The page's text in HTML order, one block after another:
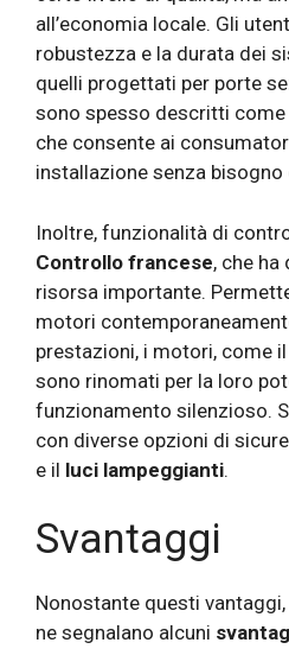
all’economia locale. Gli
robustezza e la durata dei
quelli progettati per porte
sono spesso descritti come
che consente ai
installazione senza
Inoltre, funzionalità di
Controllo francese, che ha
risorsa importante.
motori
prestazioni, i motori, come
sono rinomati per la loro
funzionamento silenzioso.
con diverse opzioni di
e il luci lampeggianti.
Svantaggi
Nonostante questi
ne segnalano alcuni